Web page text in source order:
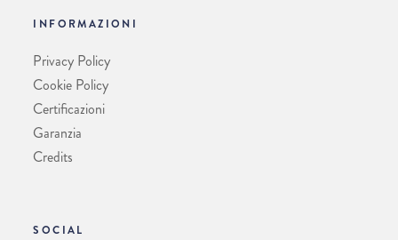
INFORMAZIONI
Privacy Policy
Cookie Policy
Certificazioni
Garanzia
Credits
SOCIAL